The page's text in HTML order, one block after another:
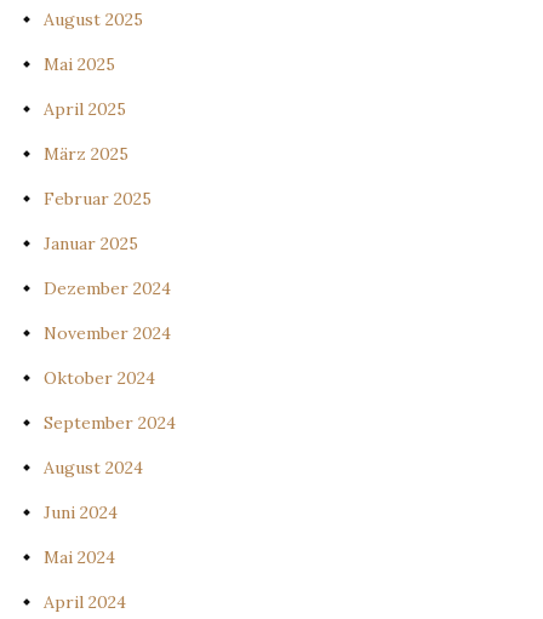
August 2025
Mai 2025
April 2025
März 2025
Februar 2025
Januar 2025
Dezember 2024
November 2024
Oktober 2024
September 2024
August 2024
Juni 2024
Mai 2024
April 2024